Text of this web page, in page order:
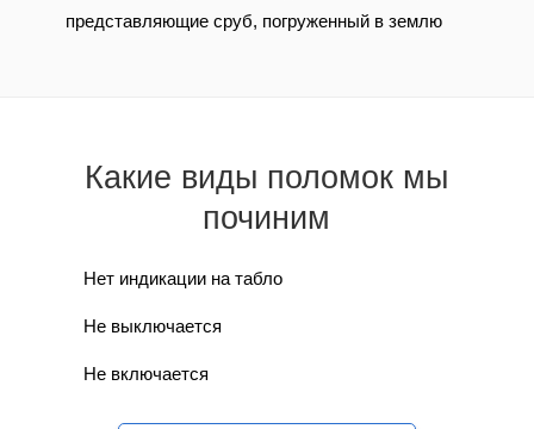
представляющие сруб, погруженный в землю
Какие виды поломок мы
починим
Нет индикации на табло
Не выключается
Не включается